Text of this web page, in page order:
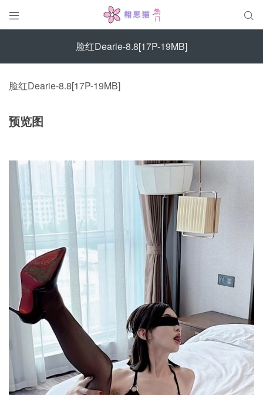
 
脸红Dearie-8.8[17P-19MB]
脸红Dearie-8.8[17P-19MB]
预览图